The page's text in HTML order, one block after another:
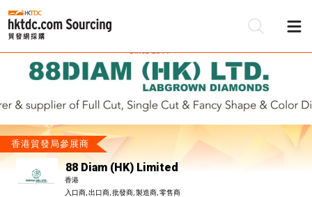
香港貿發局參展商
88 Diam (HK) Limited
香港
入口商, 出口商, 批發商, 製造商, 零售商